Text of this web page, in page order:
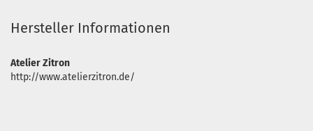
Hersteller Informationen
Atelier Zitron
http://www.atelierzitron.de/